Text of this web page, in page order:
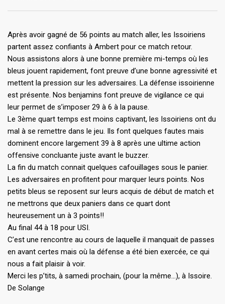
Après avoir gagné de 56 points au match aller, les Issoiriens
partent assez confiants à Ambert pour ce match retour.
Nous assistons alors à une bonne première mi-temps où les
bleus jouent rapidement, font preuve d’une bonne agressivité et
mettent la pression sur les adversaires. La défense issoirienne
est présente. Nos benjamins font preuve de vigilance ce qui
leur permet de s’imposer 29 à 6 à la pause.
Le 3ème quart temps est moins captivant, les Issoiriens ont du
mal à se remettre dans le jeu. Ils font quelques fautes mais
dominent encore largement 39 à 8 après une ultime action
offensive concluante juste avant le buzzer.
La fin du match connait quelques cafouillages sous le panier.
Les adversaires en profitent pour marquer leurs points. Nos
petits bleus se reposent sur leurs acquis de début de match et
ne mettrons que deux paniers dans ce quart dont
heureusement un à 3 points!!
Au final 44 à 18 pour USI.
C’est une rencontre au cours de laquelle il manquait de passes
en avant certes mais où la défense a été bien exercée, ce qui
nous a fait plaisir à voir.
Merci les p’tits, à samedi prochain, (pour la même…), à Issoire.
De Solange